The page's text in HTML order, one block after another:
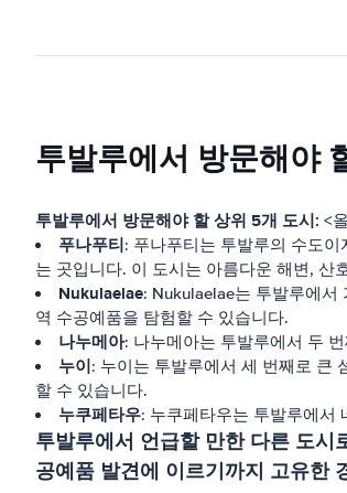
투발루에서 방문해야
투발루에서 방문해야 할 상위 5개 도시: <
푸나푸티: 푸나푸티는 투발루의 수도
는 곳입니다. 이 도시는 아름다운 해변, 산
Nukulaelae: Nukulaelae는 투발루에서
역 수공예품을 탐험할 수 있습니다.
나누메아: 나누메아는 투발루에서 두
누이: 누이는 투발루에서 세 번째로 큰
할 수 있습니다.
누쿠페타우: 누쿠페타우는 투발루에서
투발루에서 언급할 만한 다른 도
공예품 발견에 이르기까지 고유한